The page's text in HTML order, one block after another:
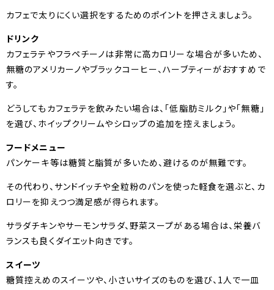
カフェで太りにくい選択をするためのポイントを押さえましょう。
ドリンク
カフェラテやフラペチーノは非常に高カロリーな場合が多いため、
無糖のアメリカーノやブラックコーヒー、ハーブティーがおすすめで
す。
どうしてもカフェラテを飲みたい場合は、「低脂肪ミルク」や「無糖」
を選び、ホイップクリームやシロップの追加を控えましょう。
フードメニュー
パンケーキ等は糖質と脂質が多いため、避けるのが無難です。
その代わり、サンドイッチや全粒粉のパンを使った軽食を選ぶと、カ
ロリーを抑えつつ満足感が得られます。
サラダチキンやサーモンサラダ、野菜スープがある場合は、栄養バ
ランスも良くダイエット向きです。
スイーツ
糖質控えめのスイーツや、小さいサイズのものを選び、1人で一皿